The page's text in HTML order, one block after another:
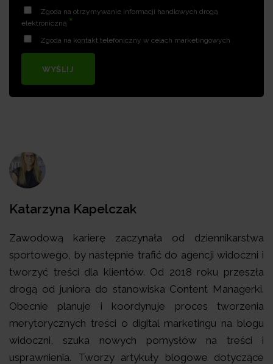
Zgoda na otrzymywanie informacji handlowych drogą
elektroniczną *
Zgoda na kontakt telefoniczny w celach marketingowych
WYŚLIJ
Katarzyna Kapelczak
Zawodową karierę zaczynała od dziennikarstwa
sportowego, by następnie trafić do agencji widoczni i
tworzyć treści dla klientów. Od 2018 roku przeszła
drogą od juniora do stanowiska Content Managerki.
Obecnie planuje i koordynuje proces tworzenia
merytorycznych treści o digital marketingu na blogu
widoczni, szuka nowych pomysłów na treści i
usprawnienia. Tworzyartykuły blogowe dotyczące